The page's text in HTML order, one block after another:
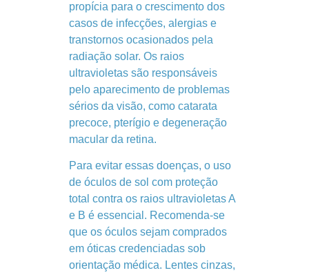
propícia para o crescimento dos
casos de infecções, alergias e
transtornos ocasionados pela
radiação solar. Os raios
ultravioletas são responsáveis
pelo aparecimento de problemas
sérios da visão, como catarata
precoce, pterígio e degeneração
macular da retina.
Para evitar essas doenças, o uso
de óculos de sol com proteção
total contra os raios ultravioletas A
e B é essencial. Recomenda-se
que os óculos sejam comprados
em óticas credenciadas sob
orientação médica. Lentes cinzas,